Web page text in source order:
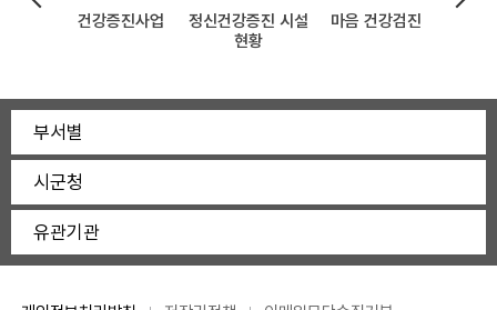
건강증진사업
정신건강증진 시설
현황
마음 건강검진
부서별
시군청
유관기관